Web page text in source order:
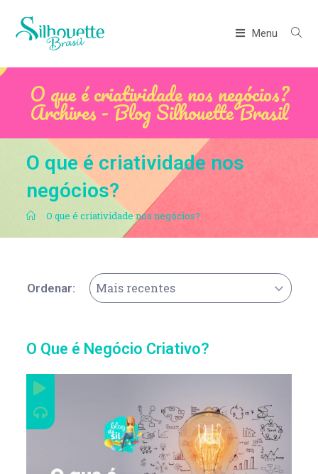
Menu
O que é criatividade nos negócios?
Archives - Blog Silhouette Brasil
O que é criatividade nos
negócios?
. O que é criatividade nos negócios?
Ordenar: Mais recentes
O Que é Negócio Criativo?